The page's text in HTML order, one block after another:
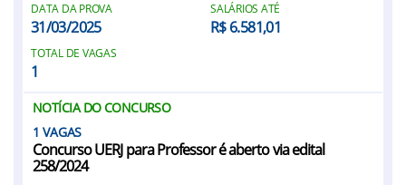
DATA DA PROVA
31/03/2025
SALÁRIOS ATÉ
R$ 6.581,01
TOTAL DE VAGAS
1
NOTÍCIA DO CONCURSO
1
Concurso UERJ para Professor é aberto via edital
258/2024